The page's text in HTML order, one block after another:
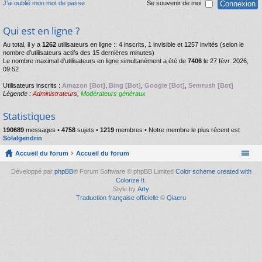
J’ai oublié mon mot de passe Se souvenir de moi
Qui est en ligne ?
Au total, il y a 1262 utilisateurs en ligne :: 4 inscrits, 1 invisible et 1257 invités (selon le
nombre d’utilisateurs actifs des 15 dernières minutes)
Le nombre maximal d’utilisateurs en ligne simultanément a été de 7406 le 27 févr. 2026,
09:52
Utilisateurs inscrits : Amazon [Bot] Bing [Bot] Google [Bot] Semrush [Bot]
Légende : Administrateurs Modérateurs généraux
Statistiques
190689 messages • 4758 sujets • 1219 membres • Notre membre le plus récent est
Solalgendrin
Accueil du forum Accueil du forum
Développé par phpBB® Forum Software © phpBB Limited Color scheme created with
Colorize It.
Style by Arty
Traduction française officielle © Qiaeru